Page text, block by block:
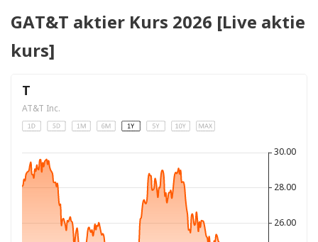
GAT&T aktier Kurs 2026 [Live aktie
kurs]